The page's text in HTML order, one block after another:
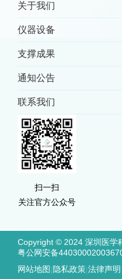
关于我们
仪器设备
支撑成果
通知公告
联系我们
扫一扫
关注官方公众号
Copyright © 2024 深圳医学
粤公网安备
网站地图| 隐私政策|法律声明